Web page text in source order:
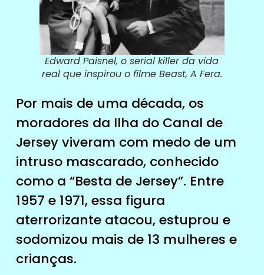
Edward Paisnel, o serial killer da vida
real que inspirou o filme Beast, A Fera.
Por mais de uma década, os
moradores da Ilha do Canal de
Jersey viveram com medo de um
intruso mascarado, conhecido
como a “Besta de Jersey”. Entre
1957 e 1971, essa figura
aterrorizante atacou, estuprou e
sodomizou mais de 13 mulheres e
crianças.